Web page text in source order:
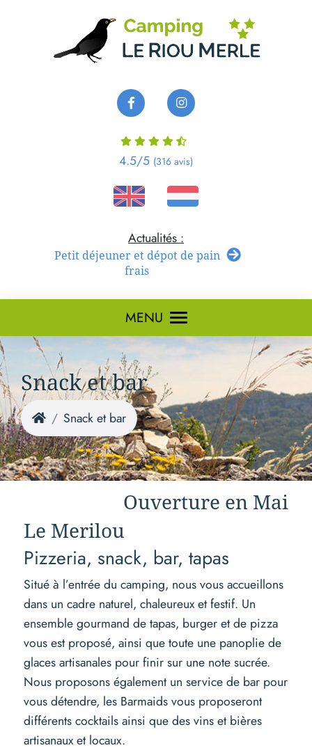
Petit déjeuner et dépot de pain
frais
4.5/5 (316 avis)
MENU
Snack et bar
Snack et bar
Ouverture en Mai
Le Merilou
Pizzeria, snack, bar, tapas
Situé à l’entrée du camping, nous vous accueillons
dans un cadre naturel, chaleureux et festif. Un
ensemble gourmand de tapas, burger et de pizza
vous est proposé, ainsi que toute une panoplie de
glaces artisanales pour finir sur une note sucrée.
Nous proposons également un service de bar pour
vous détendre, les Barmaids vous proposeront
différents cocktails ainsi que des vins et bières
artisanaux et locaux.